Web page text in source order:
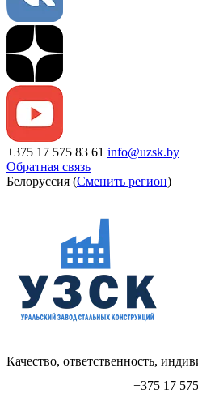
+375 17 575 83 61 info@uzsk.by
Обратная связь
Белоруссия (Сменить регион)
Качество, ответственность,
+375 17